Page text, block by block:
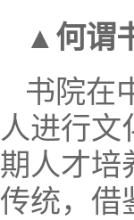
▲ 何谓
书院在
人进行文
期人才培
传统，借